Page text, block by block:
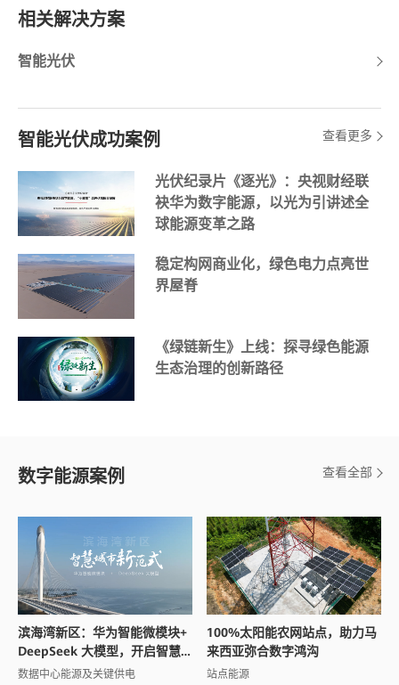
相关解决方案
智能光伏
智能光伏成功案例 查看更多
光伏纪录片《逐光》：央视财经联
袂华为数字能源，以光为引讲述全
球能源变革之路
稳定构网商业化，绿色电力点亮世
界屋脊
《绿链新生》上线：探寻绿色能源
生态治理的创新路径
数字能源案例 查看全部
滨海湾新区：华为智能微模块+
DeepSeek 大模型，开启智慧
城市新范式
数据中心能源及关键供电
100%太阳能农网站点，助力马
来西亚弥合数字鸿沟
站点能源